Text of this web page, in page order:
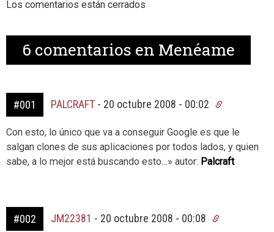
Los comentarios están cerrados
6 comentarios en Menéame
#001 PALCRAFT - 20 octubre 2008 - 00:02
Con esto, lo único que va a conseguir Google es que le
salgan clones de sus aplicaciones por todos lados, y quien
sabe, a lo mejor está buscando esto…» autor: Palcraft
#002 JM22381 - 20 octubre 2008 - 00:08